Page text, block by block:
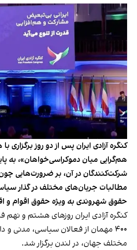
کنگره آزادی ایران پس از دو روز برگزاری
هم‌گرایی میان دموکراسی‌خواهان»، به
شرکت‌کنندگان در آن، بر ضرورت‌هایی
مطالبات جریان‌های مختلف در گذار
حقوق شهروندی به ویژه حقوق اقوام و
‫کنگره آزادی ایران روزهای هشتم و نهم
۴۰۰ مهمان از فعالان سیاسی، مدنی و
مختلف جهان، در لندن برگزار شد.